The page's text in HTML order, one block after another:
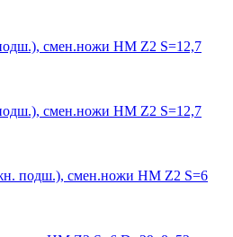
смен.ножи HM Z2 S=12,7
смен.ножи HM Z2 S=12,7
подш.), смен.ножи HM Z2 S=6